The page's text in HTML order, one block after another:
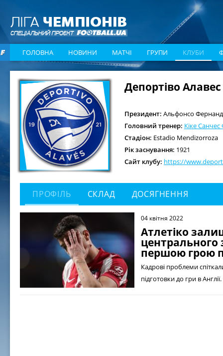
ГОЛОВНА НОВИНИ МАТЧІ ГРУПИ КЛУБИ
Депортіво Алавес
Президент: Альфонсо
Головний тренер: Кіке
Стадіон: Estadio Mendizorroza
Рік заснування: 1921
Сайт клубу: https://
ПРОФІЛЬ СКЛАД ДОСЯГНЕННЯ
04 квітня 2022
Атлетіко
центрального
першою грою
Кадрові проблеми
підготовки до гри в Англії.